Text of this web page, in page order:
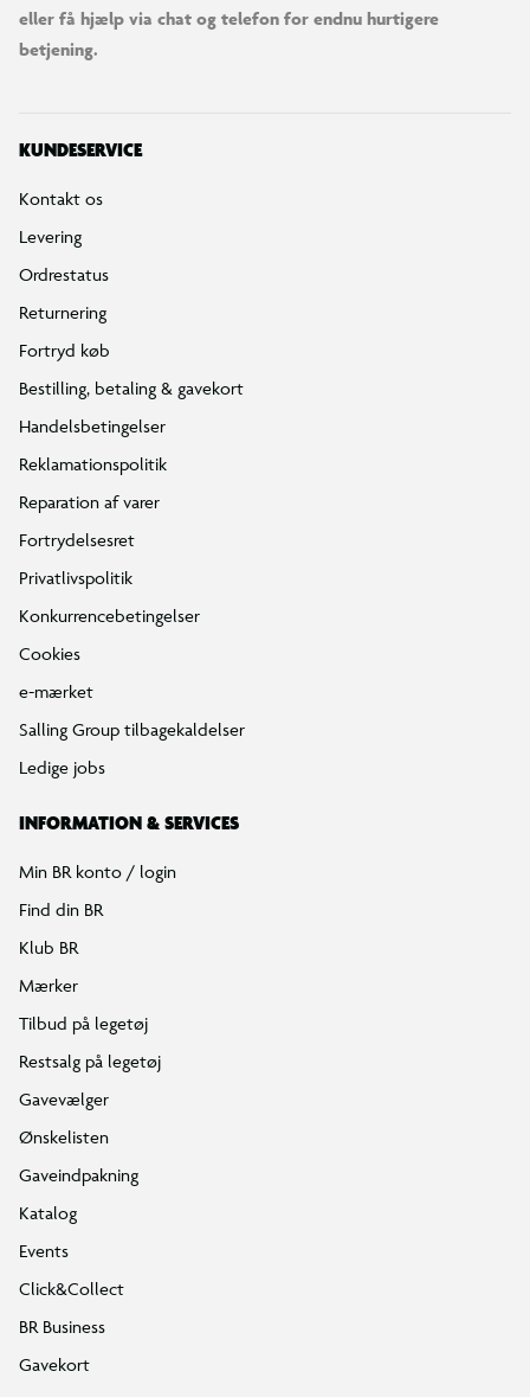
eller få hjælp via chat og telefon for endnu hurtigere
betjening.
KUNDESERVICE
Kontakt os
Levering
Ordrestatus
Returnering
Fortryd køb
Bestilling, betaling & gavekort
Handelsbetingelser
Reklamationspolitik
Reparation af varer
Fortrydelsesret
Privatlivspolitik
Konkurrencebetingelser
Cookies
e-mærket
Salling Group tilbagekaldelser
Ledige jobs
INFORMATION & SERVICES
Min BR konto / login
Find din BR
Klub BR
Mærker
Tilbud på legetøj
Restsalg på legetøj
Gavevælger
Ønskelisten
Gaveindpakning
Katalog
Events
Click&Collect
BR Business
Gavekort